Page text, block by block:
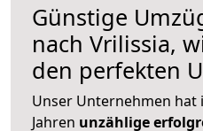
Günstige
nach Vrilissia,
den perfekten
Unser Unternehmen hat
Jahren unzählige